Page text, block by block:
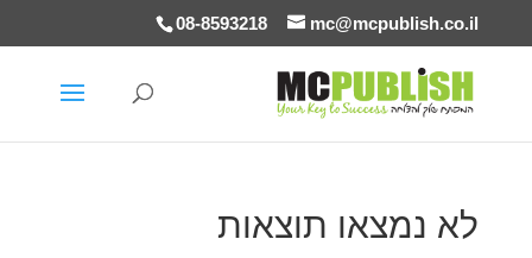
08-8593218 mc@mcpublish.co.il
לא נמצאו תוצאות